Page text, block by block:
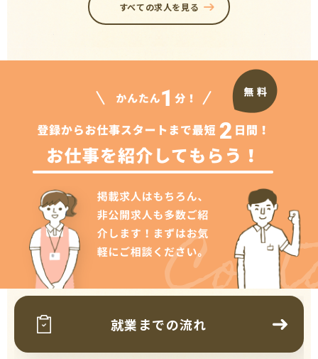
すべての求人を見る
就業までの流れ